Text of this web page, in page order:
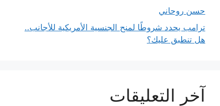
حسن روحاني
ترامب يحدد شروطًا لمنح الجنسية الأمريكية للأجانب..
هل تنطبق عليك؟
آخر التعليقات